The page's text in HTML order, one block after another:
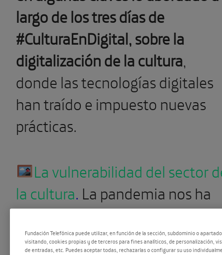
largo de los tres días de
#CulturaEnDigital, sobre la
digitalización de la cultura,
donde las tecnologías digitales
han traído e impuesto nuevas
prácticas.
La vulnerabilidad del sector
la cultura. La pandemia nos ha
hecho conscientes de la
fragilidad del ámbito de la
Fundación Telefónica puede utilizar, en función de la sección, subdominio o
visitando, cookies propias y de terceros para fines analíticos, de personalización,
de entradas, etc. Puedes aceptar todas, rechazarlas o configurar su uso